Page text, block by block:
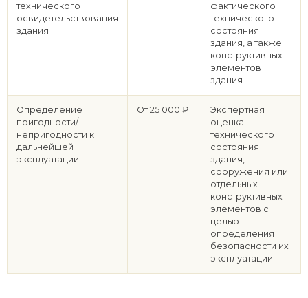
технического
освидетельствования
здания
фактического
технического
состояния
здания, а также
конструктивных
элементов
здания
Определение
пригодности/
непригодности к
дальнейшей
эксплуатации
От 25 000 ₽
Экспертная
оценка
технического
состояния
здания,
сооружения или
отдельных
конструктивных
элементов с
целью
определения
безопасности их
эксплуатации